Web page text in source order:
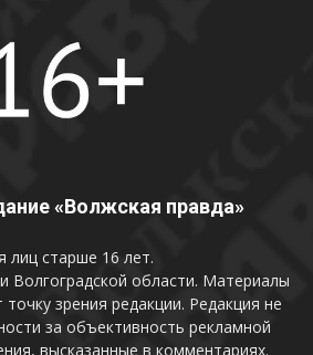
«Волжская правда»
лиц старше 16 лет.
Волгоградской области. Материалы
зрения редакции. Редакция не
за объективность рекламной
высказанные в комментариях.